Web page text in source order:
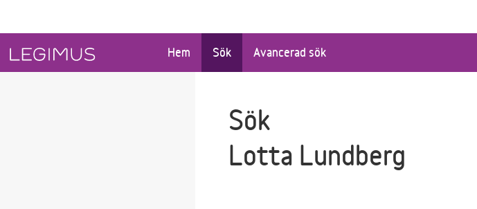
Hem Sök Avancerad sök
Sök
Lotta Lundberg